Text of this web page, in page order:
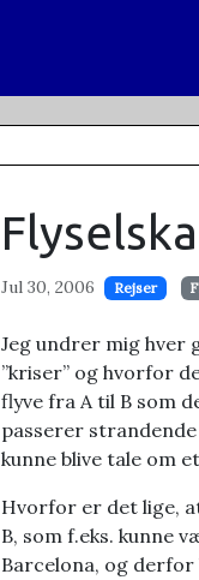
Jul 30, 2006 Rejser
Jeg undrer mig hver
”kriser” og hvorfor
flyve fra A til B som
passerer
kunne blive tale om
Hvorfor er det lige,
B, som f.eks. kunne
Barcelona, og derfor